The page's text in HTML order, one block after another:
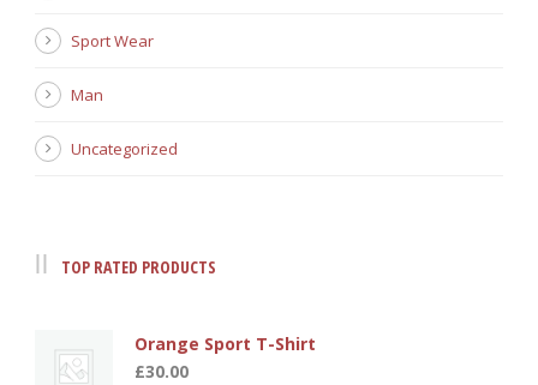
Sport Wear
Man
Uncategorized
TOP RATED PRODUCTS
Orange Sport T-Shirt
£30.00